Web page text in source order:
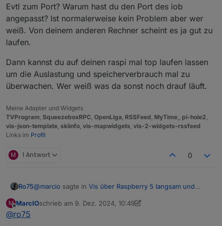
das gute hierbei.
Evtl zum Port? Warum hast du den Port des iob
angepasst? Ist normalerweise kein Problem aber wer
weiß. Von deinem anderen Rechner scheint es ja gut zu
laufen.
Dann kannst du auf deinen raspi mal top laufen lassen
um die Auslastung und speicherverbrauch mal zu
überwachen. Wer weiß was da sonst noch drauf läuft.
Meine Adapter und Widgets
TVProgram SqueezeboxRPC OpenLiga RSSFeed MyTime pi-hole2
vis-json-template skiinfo vis-mapwidgets vis-2-widgets-rssfeed
Links im Profil
M 1 Antwort 0
Ro75@marcio sagte in Vis über Raspberry 5 langsam und
M
Offline
MarcIOschrieb am 9. Dez. 2024, 10:49
zuletzt editiert von MarcIO12. Sept. 2024, 12:12
@ro75